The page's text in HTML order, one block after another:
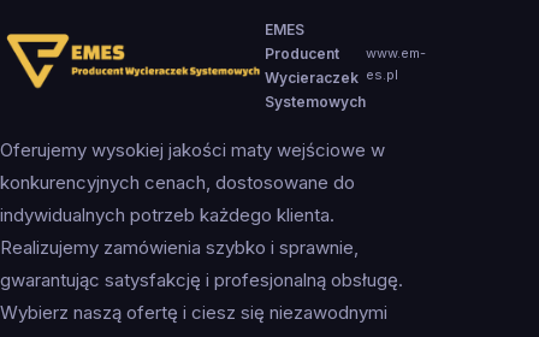
EMES
Producent
Wycieraczek
Systemowych
www.em-
es.pl
Oferujemy wysokiej jakości maty wejściowe w
konkurencyjnych cenach, dostosowane do
indywidualnych potrzeb każdego klienta.
Realizujemy zamówienia szybko i sprawnie,
gwarantując satysfakcję i profesjonalną obsługę.
Wybierz naszą ofertę i ciesz się niezawodnymi